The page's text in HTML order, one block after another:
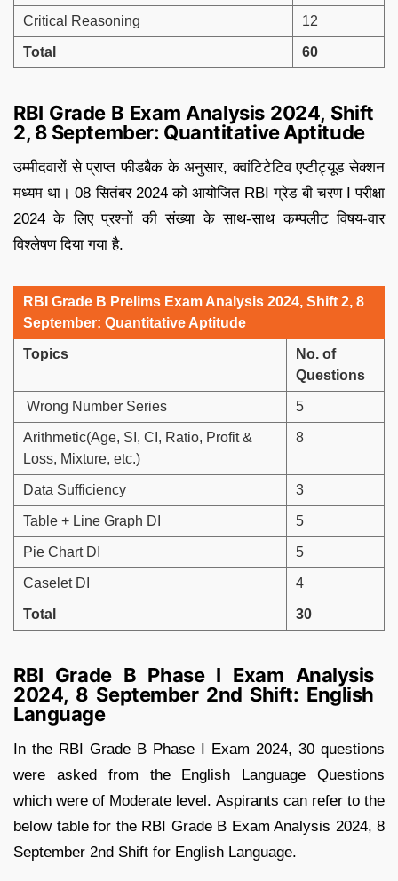
Critical Reasoning 12
Total 60
RBI Grade B Exam Analysis 2024, Shift
2, 8 September: Quantitative Aptitude
उम्मीदवारों से प्राप्त फीडबैक के अनुसार, क्वांटिटेटिव एप्टीट्यूड सेक्शन
मध्यम था। 08 सितंबर 2024 को आयोजित RBI ग्रेड बी चरण I परीक्षा
2024 के लिए प्रश्नों की संख्या के साथ-साथ कम्पलीट विषय-वार
विश्लेषण दिया गया है.
RBI Grade B Prelims Exam Analysis 2024, Shift 2, 8
September: Quantitative Aptitude
Topics
No. of
Questions
Wrong Number Series 5
Arithmetic(Age, SI, CI, Ratio, Profit &
Loss, Mixture, etc.)
8
Data Sufficiency 3
Table + Line Graph DI 5
Pie Chart DI 5
Caselet DI 4
Total 30
RBI Grade B Phase I Exam Analysis
2024, 8 September 2nd Shift: English
Language
In the RBI Grade B Phase I Exam 2024, 30 questions
were asked from the English Language Questions
which were of Moderate level. Aspirants can refer to the
below table for the RBI Grade B Exam Analysis 2024, 8
September 2nd Shift for English Language.